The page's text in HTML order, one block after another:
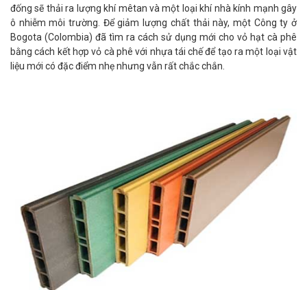
đống sẽ thải ra lượng khí mêtan và một loại khí nhà kính mạnh gây
ô nhiễm môi trường. Để giảm lượng chất thải này, một Công ty ở
Bogota (Colombia) đã tìm ra cách sử dụng mới cho vỏ hạt cà phê
bằng cách kết hợp vỏ cà phê với nhựa tái chế để tạo ra một loại vật
liệu mới có đặc điểm nhẹ nhưng vẫn rất chắc chắn.